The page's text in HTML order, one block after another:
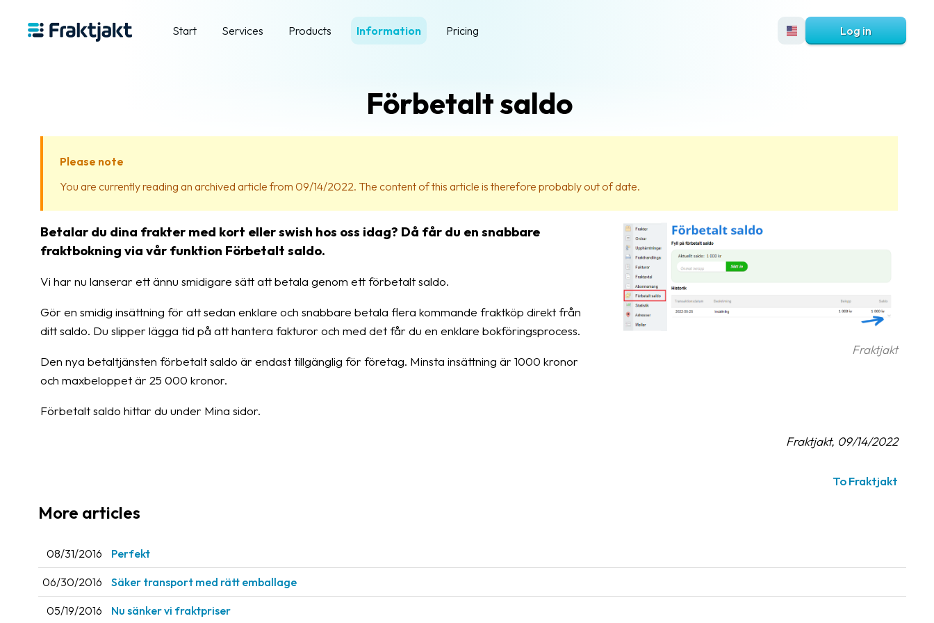
Start Services Products Information Pricing Log in
Förbetalt saldo
Please note
You are currently reading an archived article from 09/14/2022. The content of this article is therefore probably out of date.
Fraktjakt
Betalar du dina frakter med kort eller swish hos oss idag? Då får du en snabbare
fraktbokning via vår funktion Förbetalt saldo.
Vi har nu lanserar ett ännu smidigare sätt att betala genom ett förbetalt saldo.
Gör en smidig insättning för att sedan enklare och snabbare betala flera kommande fraktköp direkt från
ditt saldo. Du slipper lägga tid på att hantera fakturor och med det får du en enklare bokföringsprocess.
Den nya betaltjänsten förbetalt saldo är endast tillgänglig för företag. Minsta insättning är 1000 kronor
och maxbeloppet är 25 000 kronor.
Förbetalt saldo hittar du under Mina sidor.
Fraktjakt, 09/14/2022
To Fraktjakt
More articles
08/31/2016 Perfekt
06/30/2016 Säker transport med rätt emballage
05/19/2016 Nu sänker vi fraktpriser